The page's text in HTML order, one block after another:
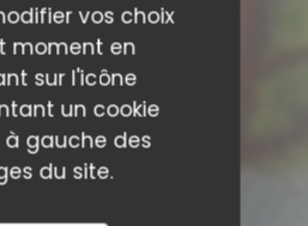
vos choix
moment en
sur l'icône
un cookie
à gauche des
du site.